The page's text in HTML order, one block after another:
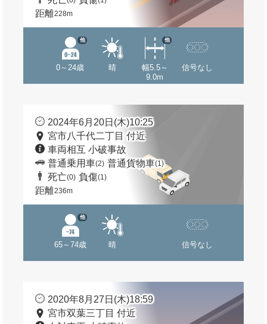
距離228m
0～24歳
他
晴
幅5.5～
9.0m
他
信号なし
2024年6月20日(木)10:25
宮市八千代二丁目 付近
車両相互 小破事故
普通乗用車(2) 普通貨物車(1)
死亡(0) 負傷(1)
距離236m
65～74歳
他
晴 信号なし
2020年8月27日(木)18:59
宮市双葉三丁目 付近